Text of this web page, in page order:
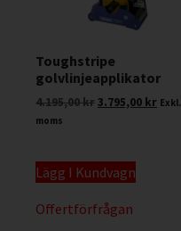
Toughstripe
golvlinjeapplikator
4.195,00kr3.795,00 kr Exkl.
moms
Lägg I Kundvagn
Offertförfrågan